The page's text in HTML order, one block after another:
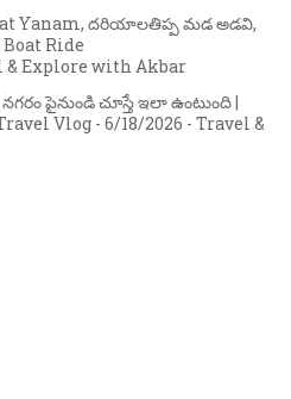
at Yanam, దరియాలతిప్ప మడ అడవి,
Ride
& Explore with Akbar
పైనుండి చూస్తే ఇలా ఉంటుంది |
Vlog - 6/18/2026 - Travel &